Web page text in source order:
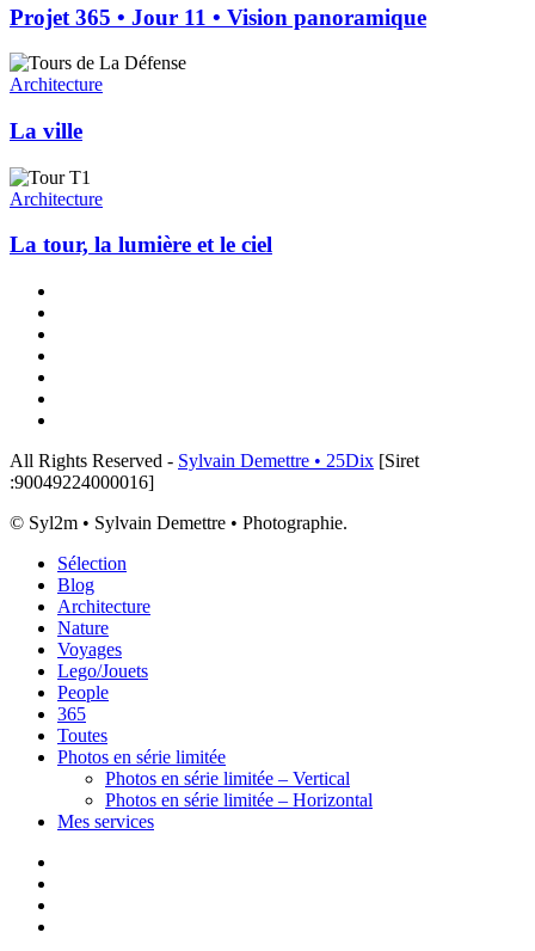
Jour
11
•
Vision
panoramique
Projet 365 • Jour 11 • Vision panoramique
La
ville
Architecture
La ville
La
tour,
lumière
Architecture
La tour, la lumière et le ciel
All Rights Reserved - Sylvain Demettre • 25Dix [Siret
:90049224000016]
© Syl2m • Sylvain Demettre • Photographie.
Close
Menu
Sélection
Blog
Architecture
Nature
Voyages
Lego/Jouets
People
365
Toutes
Photos en série limitée
Photos en série limitée – Vertical
Photos en série limitée – Horizontal
Mes services